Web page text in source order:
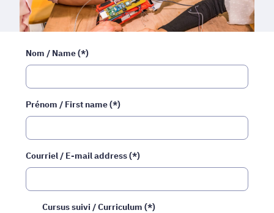
Nom / Name (*)
Prénom / First name (*)
Courriel / E-mail address (*)
Cursus suivi / Curriculum (*)